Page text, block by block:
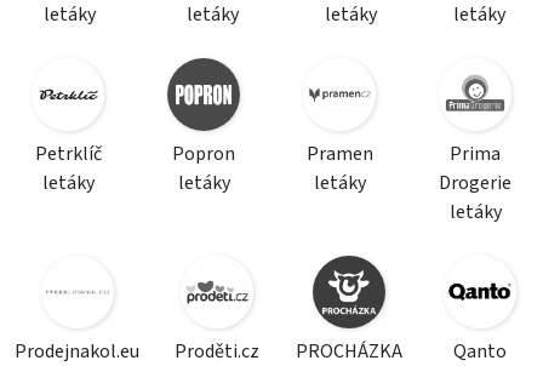
letáky
letáky
letáky
letáky
Petrklíč
letáky
Popron
letáky
Pramen
letáky
Prima
Drogerie
letáky
Prodejnakol.eu
Proděti.cz
PROCHÁZKA
Qanto